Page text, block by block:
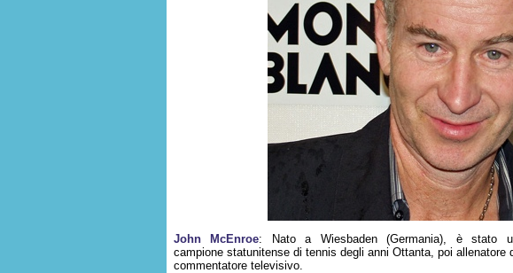
John McEnroe: Nato a Wiesbaden (Germania), è stato
campione statunitense di tennis degli anni Ottanta, poi allenatore
commentatore televisivo.